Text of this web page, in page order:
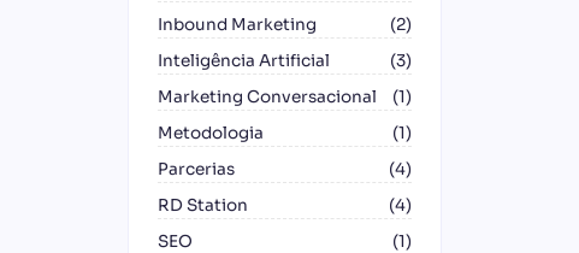
Inbound Marketing
(2)
Inteligência Artificial
(3)
Marketing Conversacional
(1)
Metodologia
(1)
Parcerias
(4)
RD Station
(4)
SEO
(1)